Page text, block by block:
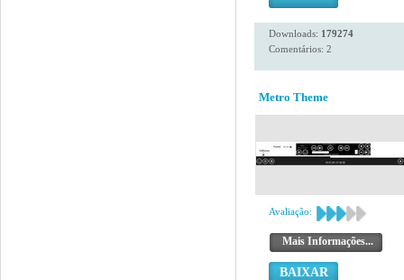
Downloads: 179274
Comentários: 2
Metro Theme
Avaliação:
Mais Informações...
BAIXAR